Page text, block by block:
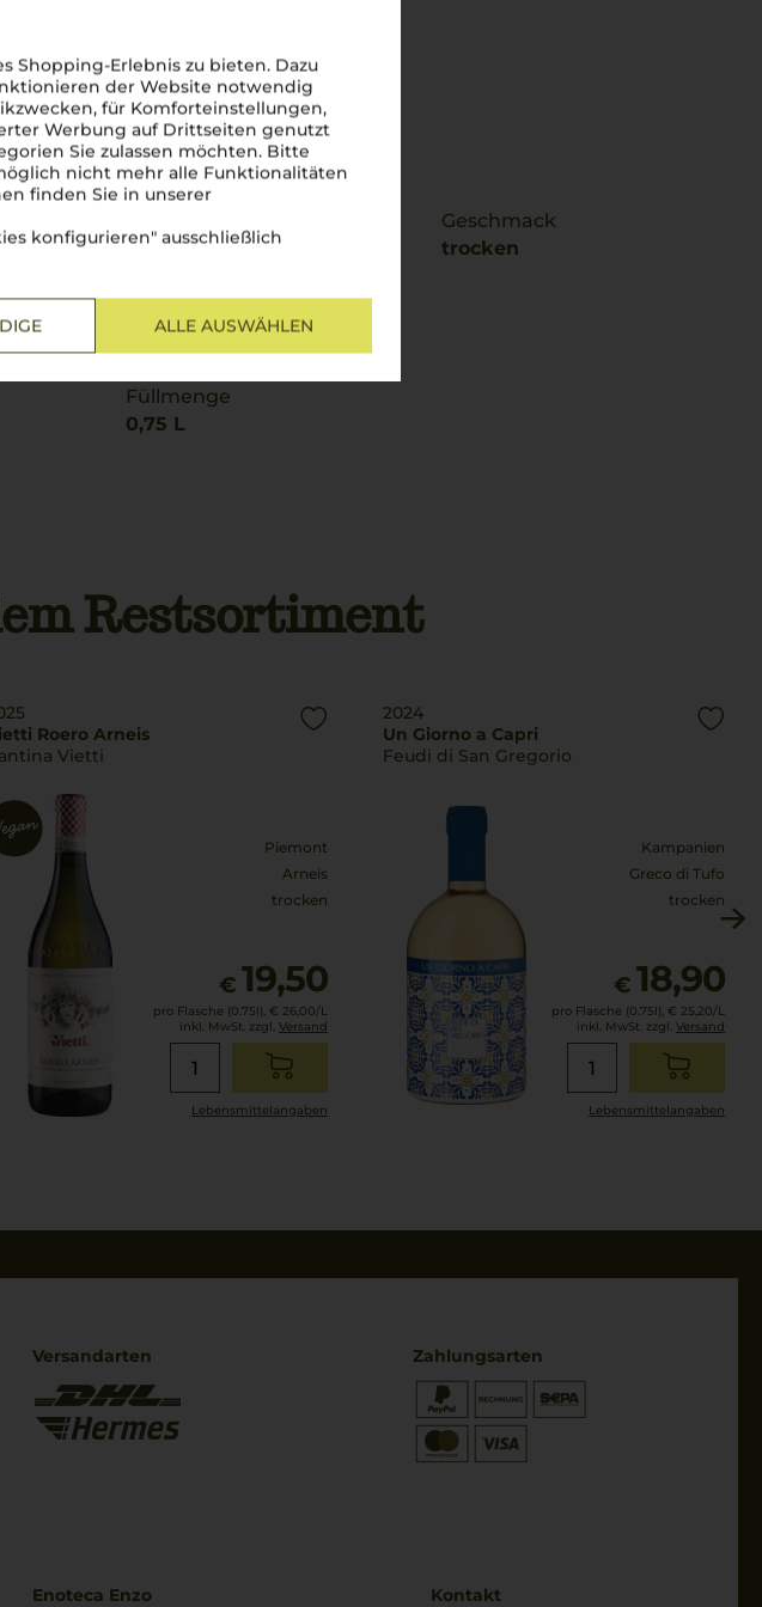
Shopping-Erlebnis zu bieten. Dazu
der Website notwendig
für Komforteinstellungen,
Werbung auf Drittseiten genutzt
Sie zulassen möchten. Bitte
nicht mehr alle Funktionalitäten
finden Sie in unserer
konfigurieren" ausschließlich
ALLE AUSWÄHLEN
Les Crêtes, IT-11010 Valle
Land
Italien
Füllmenge
0,75 L
Geschmack
trocken
Restsortiment
Roero Arneis
Vietti
Piemont
Arneis
trocken
€ 19,50
pro Flasche (0.75l), € 26,00/L
inkl. MwSt. zzgl. Versand
Lebensmittel­angaben
2024
Un Giorno a Capri
Feudi di San Gregorio
Kampanien
Greco di Tufo
trocken
€ 18,90
pro Flasche (0.75l), € 25,20/L
inkl. MwSt. zzgl. Versand
Lebensmittel­angaben
Versandarten
Enoteca Enzo
Zahlungsarten
Kontakt